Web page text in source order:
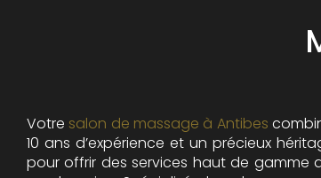
Votre salon de massage à Antibes
10 ans d’expérience et un précieux
pour offrir des services haut de gamme